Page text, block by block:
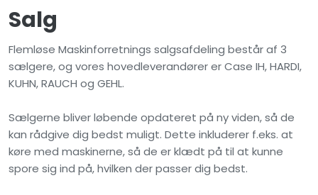
Salg​
Flemløse Maskinforretnings salgsafdeling består af 3
sælgere, og vores hovedleverandører er Case IH, HARDI,
KUHN, RAUCH og GEHL.
Sælgerne bliver løbende opdateret på ny viden, så de
kan rådgive dig bedst muligt. Dette inkluderer f.eks. at
køre med maskinerne, så de er klædt på til at kunne
spore sig ind på, hvilken der passer dig bedst.